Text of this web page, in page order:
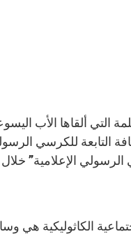
التابعة للكرسي